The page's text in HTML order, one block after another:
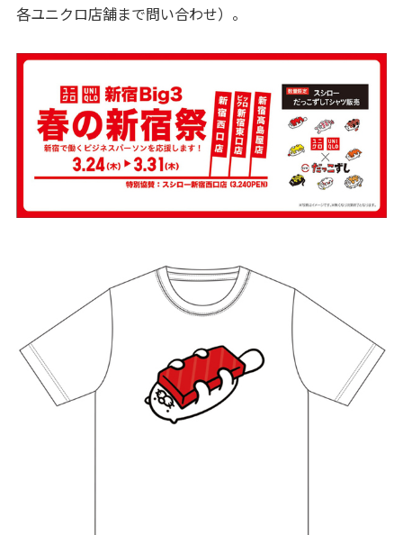
各ユニクロ店舗まで問い合わせ）。